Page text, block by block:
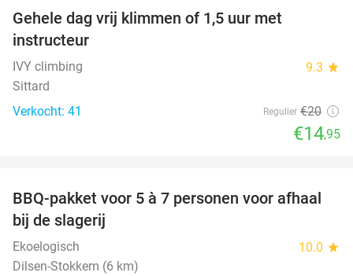
Gehele dag vrij klimmen of 1,5 uur met
instructeur
IVY climbing 9.3 star
Sittard
Verkocht: 41
Regulier €20
€14,95
35%
BBQ-pakket voor 5 à 7 personen voor afhaal
bij de slagerij
Ekoelogisch 10.0 star
Dilsen-Stokkem (6 km)